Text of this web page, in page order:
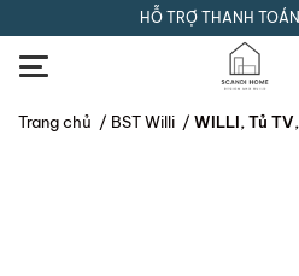
HỖ TRỢ THANH
Trang chủ / BST Willi / WILLI, Tủ